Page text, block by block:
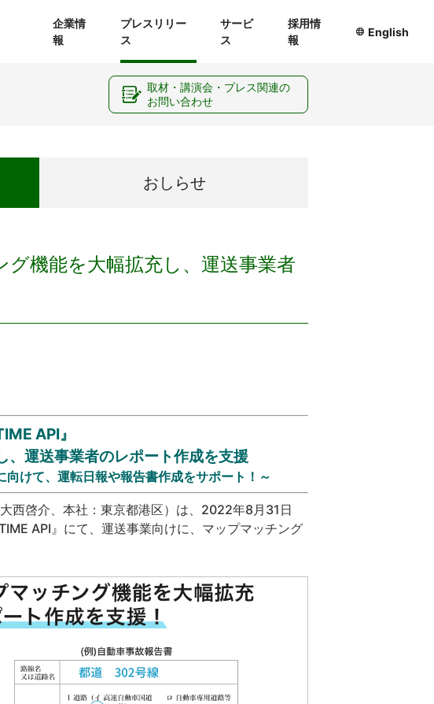
企業情
報
プレスリリー
ス
サービ
ス
採用情
報
English
おしらせ
グ機能を大幅拡充し、運送事業者
API』
、運送事業者のレポート作成を支援
けて、運転日報や報告書作成をサポート！～
西啓介、本社：東京都港区）は、2022年8月31日
API』にて、運送事業向けに、マップマッチング
取材・講演会・プレス関連の
お問い合わせ